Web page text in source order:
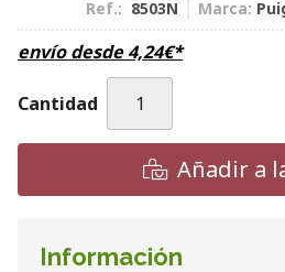
Ref.: 8503N Marca:
envío desde4,24€*
Cantidad
Añadir a
Información